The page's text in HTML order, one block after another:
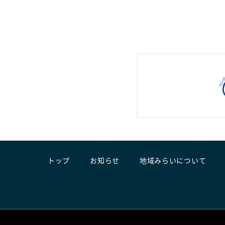
トップ お知らせ 地域みらいについて